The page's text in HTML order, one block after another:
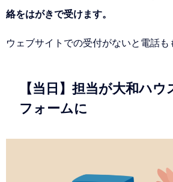
絡をはがきで受けます。
ウェブサイトでの受付がないと電話も
【当日】担当が大和ハウ
フォームに